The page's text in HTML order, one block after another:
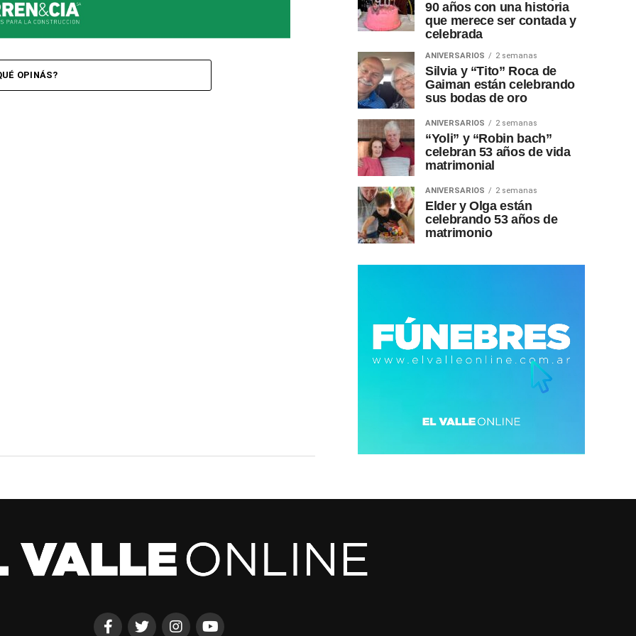
OPINÁS?
90 años con una historia
que merece ser contada y
celebrada
ANIVERSARIOS 2 semanas
Silvia y “Tito” Roca de
Gaiman están celebrando
sus bodas de oro
ANIVERSARIOS 2 semanas
“Yoli” y “Robin bach”
celebran 53 años de vida
matrimonial
ANIVERSARIOS 2 semanas
Elder y Olga están
celebrando 53 años de
matrimonio